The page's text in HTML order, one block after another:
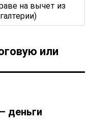
на вычет из
или
деньги